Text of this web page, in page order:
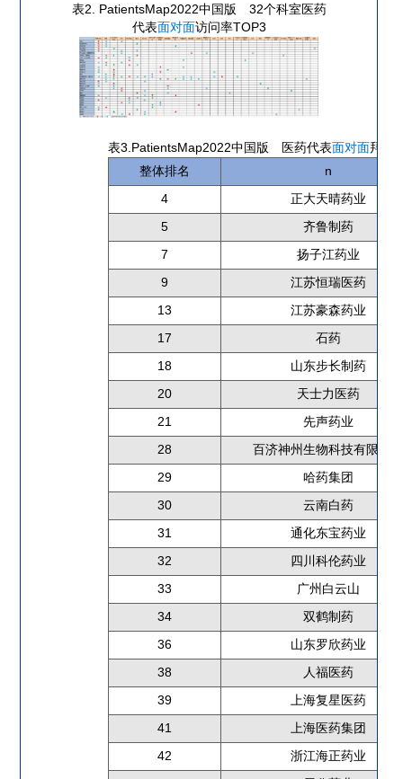
表2. PatientsMap2022中国版 32个科室医药
代表面对面访问率TOP3
表3.PatientsMap2022中国版 医药代表面对面拜访
整体排名
n
4 正大天晴药业
5 齐鲁制药
7 扬子江药业
9 江苏恒瑞医药
13 江苏豪森药业
17 石药
18 山东步长制药
20 天士力医药
21 先声药业
28 百济神州生物科技有限公司
29 哈药集团
30 云南白药
31 通化东宝药业
32 四川科伦药业
33 广州白云山
34 双鹤制药
36 山东罗欣药业
38 人福医药
39 上海复星医药
41 上海医药集团
42 浙江海正药业